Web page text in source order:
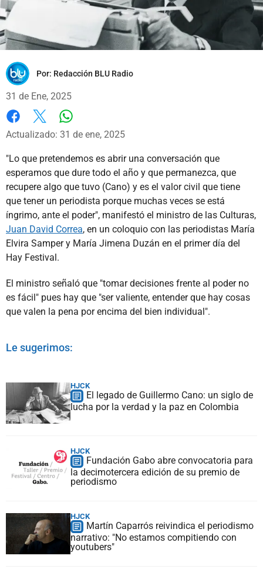
Por: Redacción BLU Radio
31 de Ene, 2025
Facebook
X
Actualizado: 31 de ene, 2025
"Lo que pretendemos es abrir una conversación que
esperamos que dure todo el año y que permanezca, que
recupere algo que tuvo (Cano) y es el valor civil que tiene
que tener un periodista porque muchas veces se está
íngrimo, ante el poder", manifestó el ministro de las Culturas,
Juan David Correa, en un coloquio con las periodistas María
Elvira Samper y María Jimena Duzán en el primer día del
Hay Festival.
El ministro señaló que "tomar decisiones frente al poder no
es fácil" pues hay que "ser valiente, entender que hay cosas
que valen la pena por encima del bien individual".
Le sugerimos:
HJCK
El legado de Guillermo Cano: un siglo de
lucha por la verdad y la paz en Colombia
HJCK
Fundación Gabo abre convocatoria para
la decimotercera edición de su premio de
periodismo
HJCK
Martín Caparrós reivindica el periodismo
narrativo: "No estamos compitiendo con
youtubers"